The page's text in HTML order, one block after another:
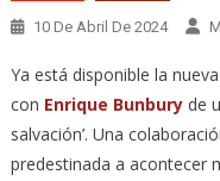
10 De Abril De 2024
Ya está disponible la
con Enrique Bunburyde
salvación’. Una
predestinada a acontecer